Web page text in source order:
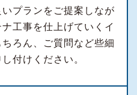
プランをご提案しなが
工事を仕上げていくイ
ろん、ご質問など些細
付けください。